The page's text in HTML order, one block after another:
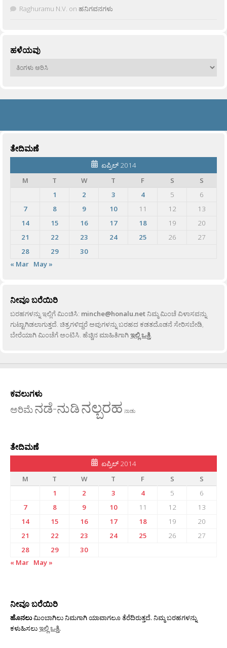
Raghuramu N.V. on ಹನಿಗವನಗಳು
ಹಳೆಯವು
ಹಳೆಯವು
ತೇದಿಮಣೆ
ಏಪ್ರಿಲ್ 2014
M
T W T F S
S
1
2 3 4 5
6
7
8 9 10 11 12
13
14
15 16 17 18 19
20
21
22 23 24 25 26
27
28
29
30
« Mar May »
ನೀವೂ ಬರೆಯಿರಿ
ಬರಹಗಳನ್ನು ಇಲ್ಲಿಗೆ ಮಿಂಚಿಸಿ: minche@honalu.netನಿಮ್ಮ ಮಿಂಚೆ ವಿಳಾಸವನ್ನು
ಗುಟ್ಟಾಗಿಡಲಾಗುತ್ತದೆ. ಚಿತ್ರಗಳಿದ್ದರೆ ಅವುಗಳನ್ನು ಬರಹದ ಕಡತದೊಡನೆ ಸೇರಿಸಬೇಡಿ,
ಬೇರೆಯಾಗಿ ಮಿಂಚೆಗೆ ಅಂಟಿಸಿ. ಹೆಚ್ಚಿನ ಮಾಹಿತಿಗಾಗಿಇಲ್ಲಿ ಒತ್ತಿ.
ಕವಲುಗಳು
ಅರಿಮೆನಡೆ-ನುಡಿನಲ್ಬರಹ ನಾಡು
ತೇದಿಮಣೆ
ಏಪ್ರಿಲ್ 2014
M
T W T F S
S
1
2 3 4 5
6
7
8 9 10 11 12
13
14
15 16 17 18 19
20
21
22 23 24 25 26
27
28
29
30
« Mar May »
ನೀವೂ ಬರೆಯಿರಿ
ಹೊನಲುಮಿಂಬಾಗಿಲು ನಿಮಗಾಗಿ ಯಾವಾಗಲೂ ತೆರೆದಿರುತ್ತದೆ. ನಿಮ್ಮ ಬರಹಗಳನ್ನು
ಕಳುಹಿಸಲುಇಲ್ಲಿ ಒತ್ತಿ.